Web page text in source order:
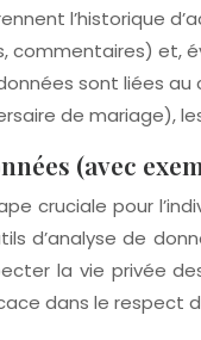
l’historique
commentaires)
sont liées
de mariage),
(avec
cruciale pour
d’analyse de
la vie privée
dans le respect